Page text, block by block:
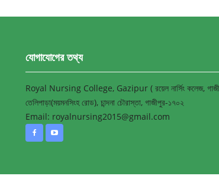
যোগাযোগের তথ্য
Royal Nursing College, Gazipur ( রয়েল নার্সিং কলেজ,
তেলিপাড়া(ময়মনসিংহ রোড), চান্দনা চৌরাস্তা, গাজীপুর-১৭০২
Email: royalnursing2015@gmail.com